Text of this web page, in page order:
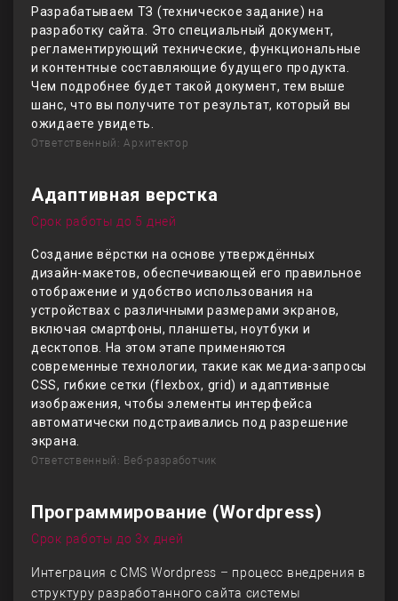
Разрабатываем ТЗ (техническое задание) на
разработку сайта. Это специальный документ,
регламентирующий технические, функциональные
и контентные составляющие будущего продукта.
Чем подробнее будет такой документ, тем выше
шанс, что вы получите тот результат, который вы
ожидаете увидеть.
Ответственный: Архитектор
Адаптивная верстка
Срок работы до 5 дней
Создание вёрстки на основе утверждённых
дизайн-макетов, обеспечивающей его правильное
отображение и удобство использования на
устройствах с различными размерами экранов,
включая смартфоны, планшеты, ноутбуки и
десктопов. На этом этапе применяются
современные технологии, такие как медиа-запросы
CSS, гибкие сетки (flexbox, grid) и адаптивные
изображения, чтобы элементы интерфейса
автоматически подстраивались под разрешение
экрана.
Ответственный: Веб-разработчик
Программирование (Wordpress)
Срок работы до 3х дней
Интеграция с CMS Wordpress – процесс внедрения в
структуру разработанного сайта системы